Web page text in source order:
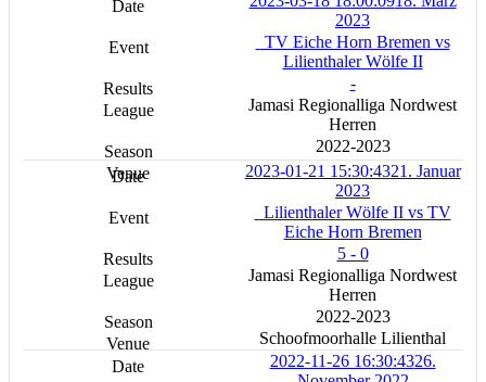
2023
TV Eiche Horn Bremen vs
Lilienthaler Wölfe II
-
Jamasi Regionalliga Nordwest
Herren
2022-2023
2023-01-21 15:30:4321. Januar
2023
Lilienthaler Wölfe II vs TV
Eiche Horn Bremen
5 - 0
Jamasi Regionalliga Nordwest
Herren
2022-2023
Schoofmoorhalle Lilienthal
2022-11-26 16:30:4326.